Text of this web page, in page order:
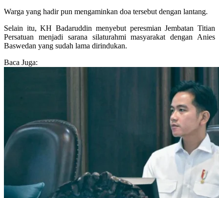
Warga yang hadir pun mengaminkan doa tersebut dengan lantang.
Selain itu, KH Badaruddin menyebut peresmian Jembatan Titian
Persatuan menjadi sarana silaturahmi masyarakat dengan Anies
Baswedan yang sudah lama dirindukan.
Baca Juga: